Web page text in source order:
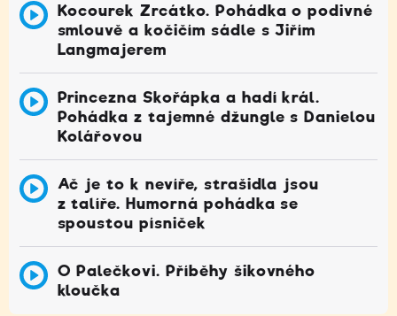
Kocourek Zrcátko. Pohádka o podivné
smlouvě a kočičím sádle s Jiřím
Langmajerem
Princezna Skořápka a hadí král.
Pohádka z tajemné džungle s Danielou
Kolářovou
Ač je to k nevíře, strašidla jsou
z talíře. Humorná pohádka se
spoustou písniček
O Palečkovi. Příběhy šikovného
kloučka